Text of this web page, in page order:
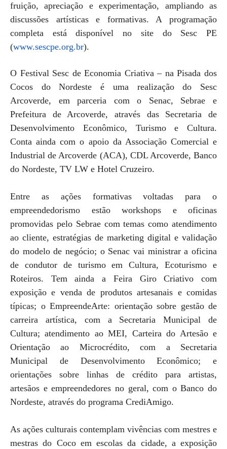
fruição, apreciação e experimentação, ampliando as
discussões artísticas e formativas. A programação
completa está disponível no site do Sesc PE
(www.sescpe.org.br).
O Festival Sesc de Economia Criativa – na Pisada dos
Cocos do Nordeste é uma realização do Sesc
Arcoverde, em parceria com o Senac, Sebrae e
Prefeitura de Arcoverde, através das Secretaria de
Desenvolvimento Econômico, Turismo e Cultura.
Conta ainda com o apoio da Associação Comercial e
Industrial de Arcoverde (ACA), CDL Arcoverde, Banco
do Nordeste, TV LW e Hotel Cruzeiro.
Entre as ações formativas voltadas para o
empreendedorismo estão workshops e oficinas
promovidas pelo Sebrae com temas como atendimento
ao cliente, estratégias de marketing digital e validação
do modelo de negócio; o Senac vai ministrar a oficina
de condutor de turismo em Cultura, Ecoturismo e
Roteiros. Tem ainda a Feira Giro Criativo com
exposição e venda de produtos artesanais e comidas
típicas; o EmpreendeArte: orientação sobre gestão de
carreira artística, com a Secretaria Municipal de
Cultura; atendimento ao MEI, Carteira do Artesão e
Orientação ao Microcrédito, com a Secretaria
Municipal de Desenvolvimento Econômico; e
orientações sobre linhas de crédito para artistas,
artesãos e empreendedores no geral, com o Banco do
Nordeste, através do programa CrediAmigo.
As ações culturais contemplam vivências com mestres e
mestras do Coco em escolas da cidade, a exposição